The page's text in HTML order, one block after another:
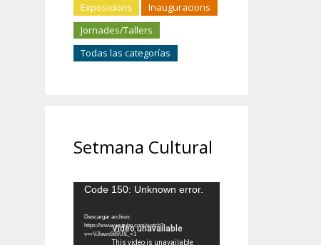
Exposicions
Inauguracions
Jornades/Tallers
Todas las categorías
Setmana Cultural
Reproductor
vídeo
Code 150: Unknown error.
Descargar archivo:
https://www.youtube.com/watch?
v=rVJlaws9d5U&_=1